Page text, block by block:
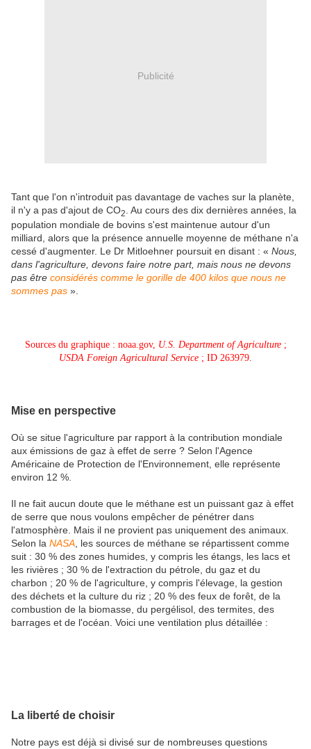
Publicité
Tant que l'on n'introduit pas davantage de vaches sur la planète,
il n'y a pas d'ajout de CO2
. Au cours des dix dernières années, la
population mondiale de bovins s'est maintenue autour d'un
milliard, alors que la présence annuelle moyenne de méthane n'a
cessé d'augmenter. Le Dr Mitloehner poursuit en disant : « Nous,
dans l'agriculture, devons faire notre part, mais nous ne devons
pas être considérés comme le gorille de 400 kilos que nous ne
sommes pas ».
Sources du graphique : noaa.gov, U.S. Department of Agriculture ;
USDA Foreign Agricultural Service ; ID 263979.
Mise en perspective
Où se situe l'agriculture par rapport à la contribution mondiale
aux émissions de gaz à effet de serre ? Selon l'Agence
Américaine de Protection de l'Environnement, elle représente
environ 12 %.
Il ne fait aucun doute que le méthane est un puissant gaz à effet
de serre que nous voulons empêcher de pénétrer dans
l'atmosphère. Mais il ne provient pas uniquement des animaux.
Selon la NASA , les sources de méthane se répartissent comme
suit : 30 % des zones humides, y compris les étangs, les lacs et
les rivières ; 30 % de l'extraction du pétrole, du gaz et du
charbon ; 20 % de l'agriculture, y compris l'élevage, la gestion
des déchets et la culture du riz ; 20 % des feux de forêt, de la
combustion de la biomasse, du pergélisol, des termites, des
barrages et de l'océan. Voici une ventilation plus détaillée :
La liberté de choisir
Notre pays est déjà si divisé sur de nombreuses questions